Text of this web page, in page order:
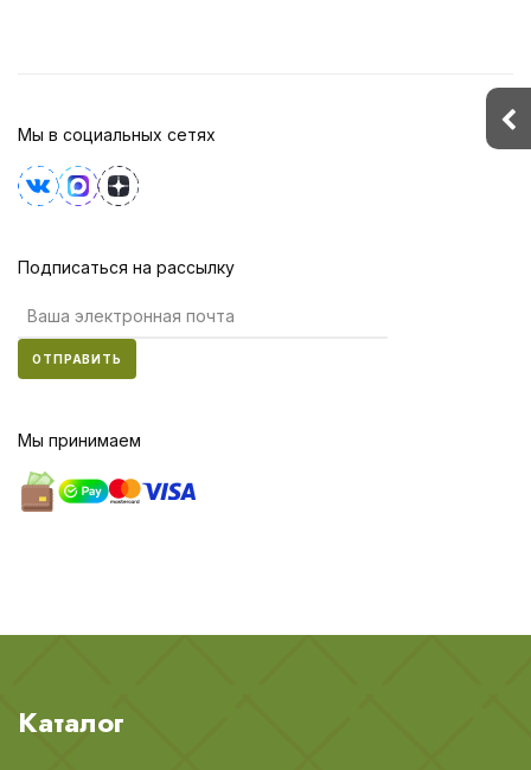
Мы в социальных сетях
Подписаться на рассылку
ОТПРАВИТЬ
Мы принимаем
Каталог